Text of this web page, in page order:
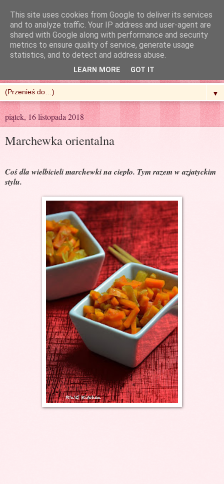
R'n'G Kitchen
▼
piątek, 16 listopada 2018
Marchewka orientalna
Coś dla wielbicieli marchewki na ciepło. Tym razem w azjatyckim
stylu.
This site uses cookies from Google to deliver its services
and to analyze traffic. Your IP address and user-agent are
shared with Google along with performance and security
metrics to ensure quality of service, generate usage
statistics, and to detect and address abuse.
LEARN MORE GOT IT